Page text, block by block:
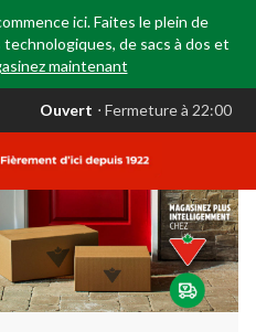
ici. Faites le plein de
de sacs à dos et
maintenant
votre
est
AB,
Ouvert,
Fermeture
à
22:00
Ouvert ⋅ Fermeture à 22:00